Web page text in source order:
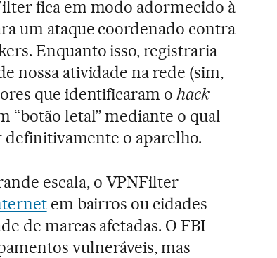
fica em modo adormecido à
um ataque coordenado contra
Enquanto isso, registraria
nossa atividade na rede (sim,
que identificaram ohack
“botão letal” mediante o qual
o aparelho.
escala, o VPNFilter
em bairros ou cidades
de marcas afetadas. O FBI
vulneráveis, mas